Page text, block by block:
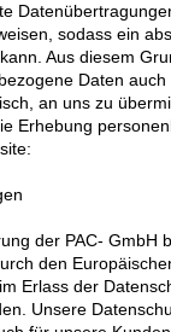
sodass ein
Aus diesem
Daten
an uns zu
Erhebung
der PAC- GmbH
den
Erlass der
Unsere